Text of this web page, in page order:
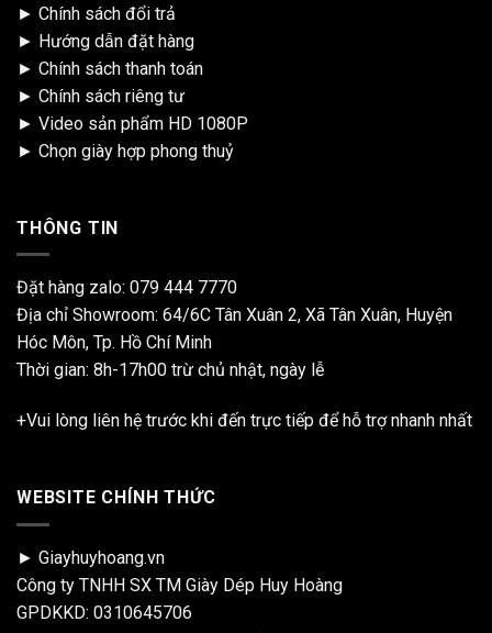
► Chính sách đổi trả
► Hướng dẫn đặt hàng
► Chính sách thanh toán
► Chính sách riêng tư
► Video sản phẩm HD 1080P
► Chọn giày hợp phong thuỷ
THÔNG TIN
Đặt hàng zalo: 079 444 7770
Địa chỉ Showroom: 64/6C Tân Xuân 2, Xã Tân Xuân, Huyện
Hóc Môn, Tp. Hồ Chí Minh
Thời gian: 8h-17h00 trừ chủ nhật, ngày lễ
+Vui lòng liên hệ trước khi đến trực tiếp để hỗ trợ nhanh nhất
WEBSITE CHÍNH THỨC
► Giayhuyhoang.vn
Công ty TNHH SX TM Giày Dép Huy Hoàng
GPDKKD: 0310645706